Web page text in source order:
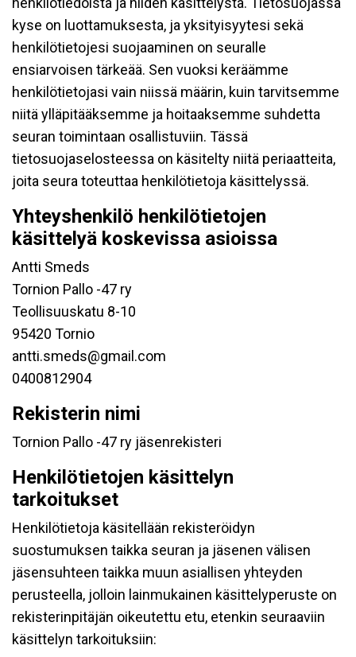
kyse on luottamuksesta, ja yksityisyytesi sekä
henkilötietojesi suojaaminen on seuralle
ensiarvoisen tärkeää. Sen vuoksi keräämme
henkilötietojasi vain niissä määrin, kuin tarvitsemme
niitä ylläpitääksemme ja hoitaaksemme suhdetta
seuran toimintaan osallistuviin. Tässä
tietosuojaselosteessa on käsitelty niitä periaatteita,
joita seura toteuttaa henkilötietoja käsittelyssä.
Yhteyshenkilö henkilötietojen
käsittelyä koskevissa asioissa
Antti Smeds
Tornion Pallo -47 ry
Teollisuuskatu 8-10
95420 Tornio
antti.smeds@gmail.com
0400812904
Rekisterin nimi
Tornion Pallo -47 ry jäsenrekisteri
Henkilötietojen käsittelyn
tarkoitukset
Henkilötietoja käsitellään rekisteröidyn
suostumuksen taikka seuran ja jäsenen välisen
jäsensuhteen taikka muun asiallisen yhteyden
perusteella, jolloin lainmukainen käsittelyperuste on
rekisterinpitäjän oikeutettu etu, etenkin seuraaviin
käsittelyn tarkoituksiin: